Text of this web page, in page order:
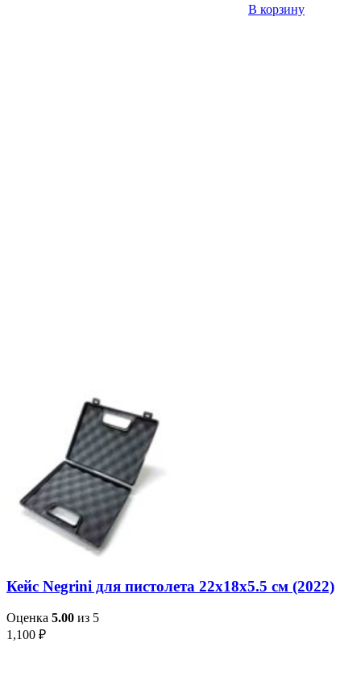
В корзину
Кейс Negrini для пистолета 22x18x5.5 см (2022)
Оценка 5.00 из 5
1,100 ₽